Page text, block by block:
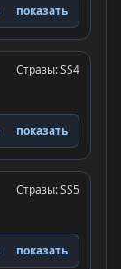
показать
Стразы: SS4
показать
Стразы: SS5
показать